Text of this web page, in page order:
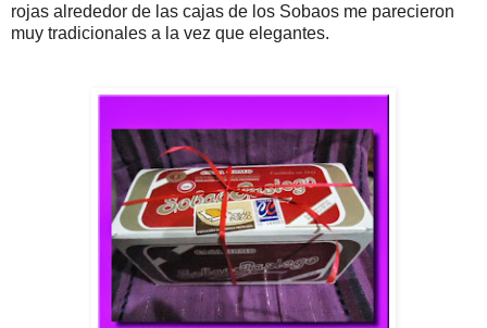
rojas alrededor de las cajas de los Sobaos me parecieron
muy tradicionales a la vez que elegantes.